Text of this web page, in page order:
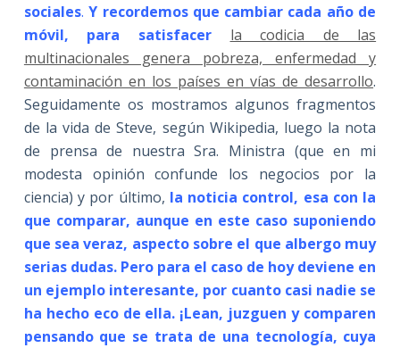
sociales. Y recordemos que cambiar cada año de
móvil, para satisfacer
la codicia de las
multinacionales genera pobreza, enfermedad y
contaminación en los países en vías de desarrollo.
Seguidamente os mostramos algunos fragmentos
de la vida de Steve, según Wikipedia, luego la nota
de prensa de nuestra Sra. Ministra (que en mi
modesta opinión confunde los negocios por la
ciencia) y por último, la noticia control, esa con la
que comparar, aunque en este caso suponiendo
que sea veraz, aspecto sobre el que albergo muy
serias dudas. Pero para el caso de hoy deviene en
un ejemplo interesante, por cuanto casi nadie se
ha hecho eco de ella. ¡Lean, juzguen y comparen
pensando que se trata de una tecnología, cuya